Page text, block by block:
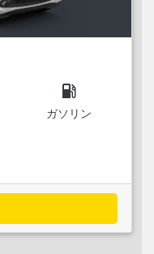
local_gas_station
ガソリン